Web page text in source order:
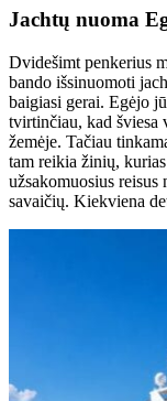
Jachtų nuoma
Dvidešimt penkerius
bando išsinuomoti
baigiasi gerai. Egėjo
tvirtinčiau, kad
žemėje. Tačiau
tam reikia žinių,
užsakomuosius
savaičių. Kiekviena